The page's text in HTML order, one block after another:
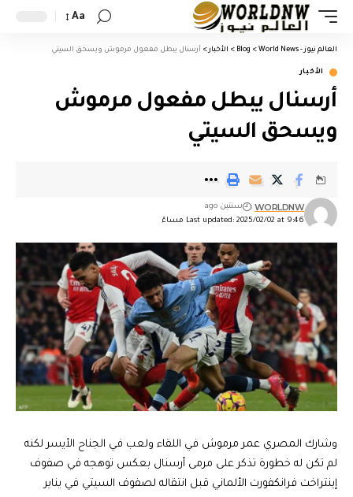
Aa
العالم نيوز - World News >
Blog
> الأخبار > أرسنال يبطل مفعول مرموش ويسحق السيتي
الأخبار
أرسنال يبطل مفعول مرموش
ويسحق السيتي
Last updated: 2025/02/02 at 9:46 مساءً
WORLDNW سنتين ago
وشارك المصري عمر مرموش في اللقاء ولعب في الجناح الأيسر لكنه
لم تكن له خطورة تذكر على مرمى أرسنال بعكس توهجه في صفوف
إينتراخت فرانكفورت الألماني قبل انتقاله لصفوف السيتي في يناير